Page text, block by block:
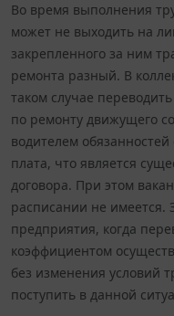
Во время выполнения
может не выходить на
закрепленного за ним
ремонта разный. В
таком случае
по ремонту движущего
водителем
плата, что является
договора. При этом
расписании не имеется.
предприятия, когда
коэффициентом
без изменения условий
поступить в данной